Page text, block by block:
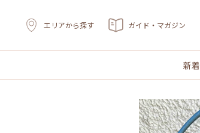
エリアから探す ガイド・マガジン
新着